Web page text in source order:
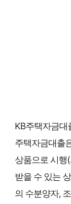
KB주택자금대
주택자금대출
상품으로 시행
받을 수 있는
의 수분양자,